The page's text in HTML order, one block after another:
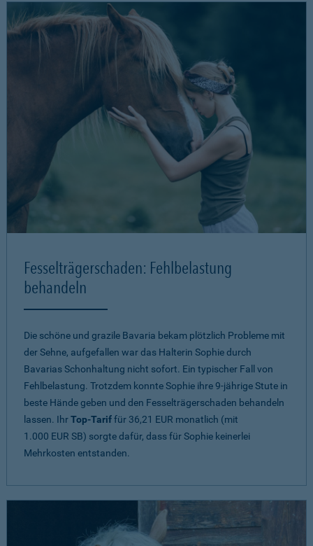
Fesselträgerschaden: Fehlbelastung
behandeln
Die schöne und grazile Bavaria bekam plötzlich Probleme mit
der Sehne, aufgefallen war das Halterin Sophie durch
Bavarias Schonhaltung nicht sofort. Ein typischer Fall von
Fehlbelastung. Trotzdem konnte Sophie ihre 9-jährige Stute in
beste Hände geben und den Fesselträgerschaden behandeln
lassen. IhrTop-Tariffür 36,21 EUR monatlich (mit
1.000 EUR SB) sorgte dafür, dass für Sophie keinerlei
Mehrkosten entstanden.